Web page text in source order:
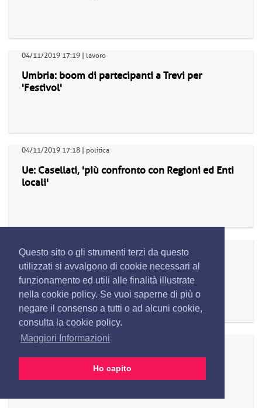
Questo sito o gli strumenti terzi da questo
utilizzati si avvalgono di cookie necessari al
funzionamento ed utili alle finalità illustrate
nella cookie policy. Se vuoi saperne di più o
negare il consenso a tutti o ad alcuni cookie,
consulta la cookie policy.
Maggiori Informazioni
Ho capito
04/11/2019 17:19 | lavoro
Umbria: boom di partecipanti a Trevi per
'Festivol'
04/11/2019 17:18 | politica
Ue: Casellati, 'più confronto con Regioni ed Enti
locali'
Svimez: Grassi (Unione industriali Napoli),
'urgono politiche di sviluppo nazionali' (2)
04/11/2019 17:18 | economia
Svimez: Grassi (Unione industriali Napoli),
'urgono politiche di sviluppo nazionali'